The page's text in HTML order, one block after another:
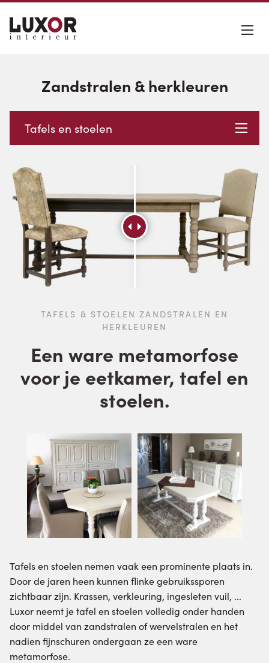
Zandstralen & herkleuren
Tafels en stoelen
TAFELS & STOELEN ZANDSTRALEN EN
HERKLEUREN
Een ware metamorfose
voor je eetkamer, tafel en
stoelen.
Tafels en stoelen nemen vaak een prominente plaats in.
Door de jaren heen kunnen flinke gebruikssporen
zichtbaar zijn. Krassen, verkleuring, ingesleten vuil, ...
Luxor neemt je tafel en stoelen volledig onder handen
door middel van zandstralen of wervelstralen en het
nadien fijnschuren ondergaan ze een ware
metamorfose.